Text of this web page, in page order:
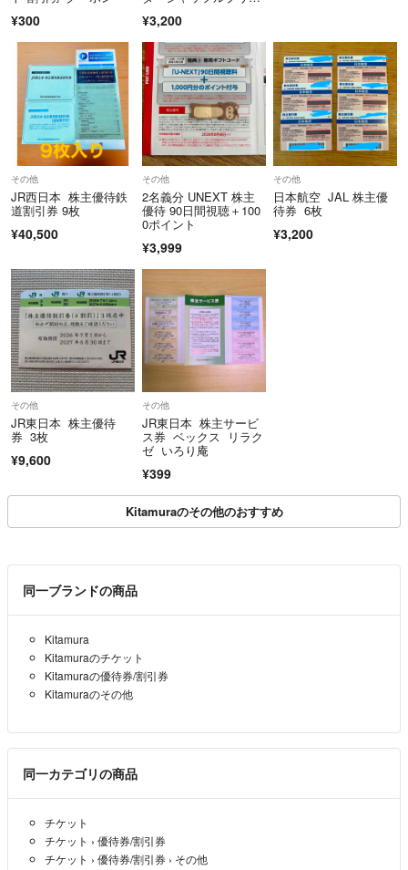
¥300 ¥3,200
その他
JR西日本 株主優待鉄
道割引券 9枚
¥40,500
その他
2名義分 UNEXT 株主
優待 90日間視聴＋100
0ポイント
¥3,999
その他
日本航空 JAL 株主優
待券 6枚
¥3,200
その他
JR東日本 株主優待
券 3枚
¥9,600
その他
JR東日本 株主サービ
ス券 ベックス リラク
ゼ いろり庵
¥399
Kitamuraのその他のおすすめ
同一ブランドの商品
Kitamura
Kitamuraのチケット
Kitamuraの優待券/割引券
Kitamuraのその他
同一カテゴリの商品
チケット
チケット › 優待券/割引券
チケット › 優待券/割引券 › その他